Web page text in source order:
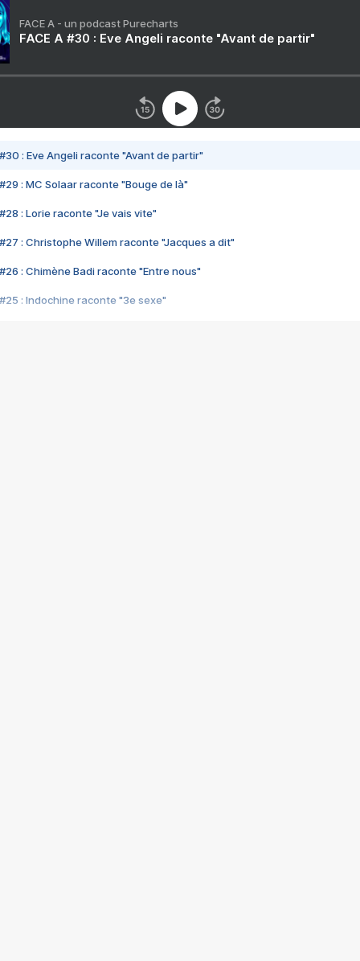
FACE A - un podcast Purecharts
FACE A #30 : Eve Angeli raconte "Avant de partir"
#30 : Eve Angeli raconte "Avant de partir"
#29 : MC Solaar raconte "Bouge de là"
#28 : Lorie raconte "Je vais vite"
#27 : Christophe Willem raconte "Jacques a dit"
#26 : Chimène Badi raconte "Entre nous"
#25 : Indochine raconte "3e sexe"